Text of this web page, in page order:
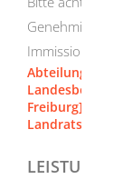
Abteilung 5 -
Freiburg]
Landratsamt